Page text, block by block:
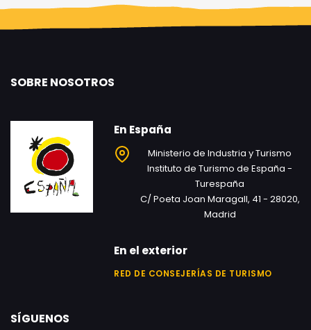
SOBRE NOSOTROS
En España
Ministerio de Industria y Turismo
Instituto de Turismo de España -
Turespaña
C/ Poeta Joan Maragall, 41 - 28020,
Madrid
En el exterior
RED DE CONSEJERÍAS DE TURISMO
SÍGUENOS